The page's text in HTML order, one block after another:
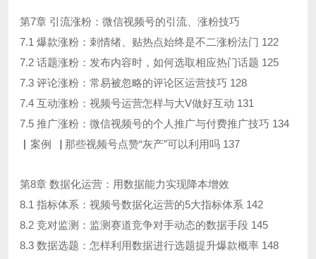
第7章 引流涨粉：微信视频号的引流、涨粉技巧
7.1 爆款涨粉：刺情绪、贴热点始终是不二涨粉法门 122
7.2 话题涨粉：发布内容时，如何选取相应热门话题 125
7.3 评论涨粉：常易被忽略的评论区运营技巧 128
7.4 互动涨粉：视频号运营怎样与大V做好互动 131
7.5 推广涨粉：微信视频号的个人推广与付费推广技巧 134
▏案例▕ 那些视频号点赞“灰产”可以利用吗 137
第8章 数据化运营：用数据能力实现降本增效
8.1 指标体系：视频号数据化运营的5大指标体系 142
8.2 竞对监测：监测赛道竞争对手动态的数据手段 145
8.3 数据选题：怎样利用数据进行选题提升爆款概率 148